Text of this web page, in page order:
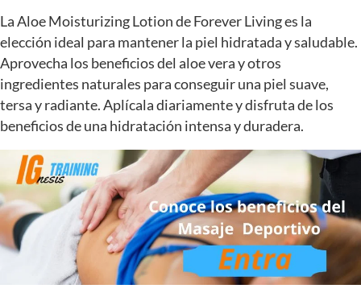
La Aloe Moisturizing Lotion de Forever Living es la
elección ideal para mantener la piel hidratada y saludable.
Aprovecha los beneficios del aloe vera y otros
ingredientes naturales para conseguir una piel suave,
tersa y radiante. Aplícala diariamente y disfruta de los
beneficios de una hidratación intensa y duradera.